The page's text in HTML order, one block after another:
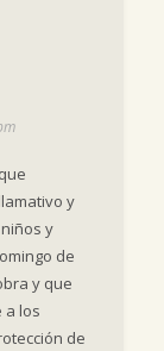
y
y
de
y que
a los
de